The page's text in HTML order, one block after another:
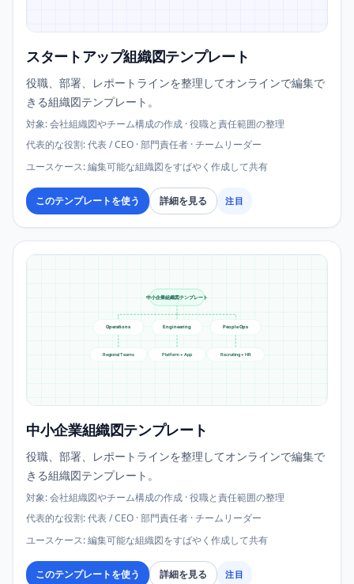
スタートアップ組織図テンプレート
役職、部署、レポートラインを整理してオンラインで編集で
きる組織図テンプレート。
対象:会社組織図やチーム構成の作成 · 役職と責任範囲の整理
代表的な役割:代表 / CEO · 部門責任者 · チームリーダー
ユースケース:編集可能な組織図をすばやく作成して共有
このテンプレートを使う 詳細を見る 注目
中小企業組織図テンプレート
Operations Engineering People Ops
Regional Teams Platform + App Recruiting + HR
中小企業組織図テンプレート
役職、部署、レポートラインを整理してオンラインで編集で
きる組織図テンプレート。
対象:会社組織図やチーム構成の作成 · 役職と責任範囲の整理
代表的な役割:代表 / CEO · 部門責任者 · チームリーダー
ユースケース:編集可能な組織図をすばやく作成して共有
このテンプレートを使う 詳細を見る 注目